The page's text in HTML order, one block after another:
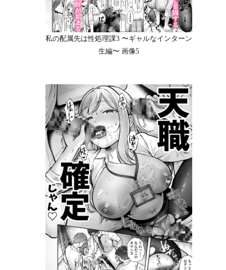
私の配属先は性処理課3 〜ギャルなインターン
生編〜 画像5